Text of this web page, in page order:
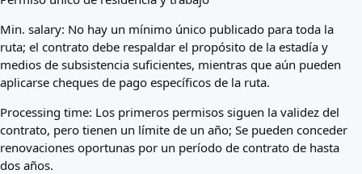
Min. salary: No hay un mínimo único publicado para toda la
ruta; el contrato debe respaldar el propósito de la estadía y
medios de subsistencia suficientes, mientras que aún pueden
aplicarse cheques de pago específicos de la ruta.
Processing time: Los primeros permisos siguen la validez del
contrato, pero tienen un límite de un año; Se pueden conceder
renovaciones oportunas por un período de contrato de hasta
dos años.